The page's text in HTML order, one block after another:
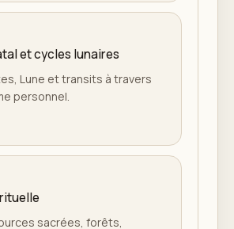
et cycles lunaires
Lune et transits à travers
personnel.
sacrées, forêts,